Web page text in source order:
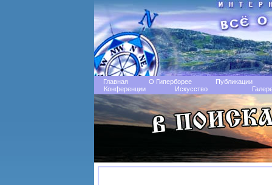
Главная О Гиперборее
Публикации
Конференции
Искусство